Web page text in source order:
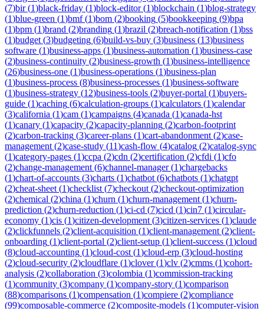
(7)bir(1)black-friday (1)block-editor(1)blockchain (1)blog-strategy
(1)blue-green (1)bmf(1)bom (2)booking (5)bookkeeping (9)bpa
(1)bpm (1)brand (2)branding (1)brazil (2)breach-notification (1)bss
(1)budget (3)budgeting (6)build-vs-buy (3)business (13)business
software (1)business-apps (1)business-automation (1)business-case
(2)business-continuity (2)business-growth (1)business-intelligence
(26)business-one (1)business-operations (1)business-plan
(1)business-process (8)business-processes (1)business-software
(1)business-strategy (12)business-tools (2)buyer-portal (1)buyers-
guide (1)caching (6)calculation-groups (1)calculators (1)calendar
(3)california (1)cam (1)campaigns (4)canada (1)canada-hst
(1)canary (1)capacity (2)capacity-planning (2)carbon-footprint
(2)carbon-tracking (3)career-plans (1)cart-abandonment (2)case-
management (2)case-study (11)cash-flow (4)catalog (2)catalog-sync
(1)category-pages (1)ccpa (2)cdn (2)certification (2)cfdi (1)cfo
(2)change-management (6)channel-manager(1)chargebacks
(1)chart-of-accounts (3)charts (1)chatbot (6)chatbots (1)chatgpt
(2)cheat-sheet (1)checklist (7)checkout (2)checkout-optimization
(2)chemical (2)china (1)churn (1)churn-management (1)churn-
prediction (2)churn-reduction (1)ci-cd (7)cicd (1)cin7 (1)circular-
economy (1)cis (1)citizen-development (3)citizen-services (1)claude
(2)clickfunnels (2)client-acquisition (1)client-management (2)client-
onboarding (1)client-portal (2)client-setup (1)client-success (1)cloud
(8)cloud-accounting (1)cloud-cost (1)cloud-erp (3)cloud-hosting
(2)cloud-security (2)cloudflare (1)clover(1)clv (2)cmms (1)cohort-
analysis (2)collaboration (3)colombia (1)commission-tracking
(1)community (3)company (1)company-story (1)comparison
(88)comparisons (1)compensation (1)compiere (2)compliance
(99)composable-commerce (2)composite-models (1)computer-vision